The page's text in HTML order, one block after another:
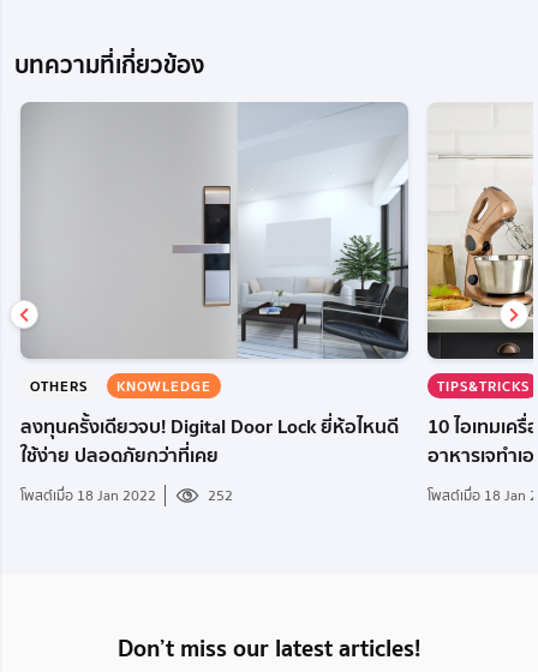
บทความที่เกี่ยวข้อง
OTHERS KNOWLEDGE
ลงทุนครั้งเดียวจบ! Digital Door Lock ยี่ห้อไหนดี
ใช้ง่าย ปลอดภัยกว่าที่เคย
โพสต์เมื่อ 18 Jan 2022 252
TIPS&TRICKS
10 ไอเทมเค
อาหารเจทำเ
โพสต์เมื่อ 18 Jan
Don’t miss our latest articles!